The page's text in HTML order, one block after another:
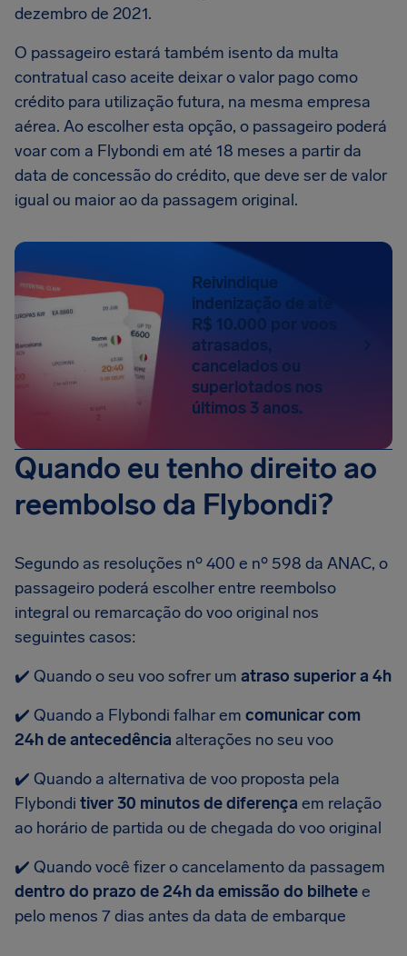
dezembro de 2021.
O passageiro estará também isento da multa
contratual caso aceite deixar o valor pago como
crédito para utilização futura, na mesma empresa
aérea. Ao escolher esta opção, o passageiro poderá
voar com a Flybondi em até 18 meses a partir da
data de concessão do crédito, que deve ser de valor
igual ou maior ao da passagem original.
Reivindique
indenização de até
R$ 10.000 por voos
atrasados,
cancelados ou
superlotados nos
últimos 3 anos.
Quando eu tenho direito ao
reembolso da Flybondi?
Segundo as resoluções nº 400 e nº 598 da ANAC, o
passageiro poderá escolher entre reembolso
integral ou remarcação do voo original nos
seguintes casos:
✔️ Quando o seu voo sofrer um atraso superior a 4h
✔️ Quando a Flybondi falhar em comunicar com
24h de antecedência alterações no seu voo
✔️ Quando a alternativa de voo proposta pela
Flybondi tiver 30 minutos de diferença em relação
ao horário de partida ou de chegada do voo original
✔️ Quando você fizer o cancelamento da passagem
dentro do prazo de 24h da emissão do bilhetee
pelo menos 7 dias antes da data de embarque